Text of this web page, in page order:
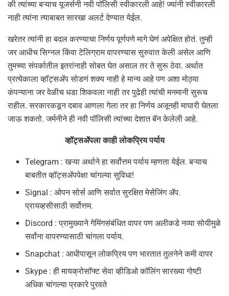
की त्यांच्या बऱ्याच यूजर्सनी नवी पॉलिसी स्वीकारली आहे! ज्यांनी स्वीकारली
नाही त्यांना त्याबाबत सारखा अलर्ट देण्यात येईल.
खरेतर त्यांनी हा बदल करण्याचा निर्णय पूर्णपणे मागे घेणं अपेक्षित होतं. तुम्ही
जर आधीच सिग्नल किंवा टेलिग्राम वापरण्यास सुरुवात केली असेल आणि
तुमच्या संपर्कातील इतरांनाही सोबत घेत असाल तर ते सुरू ठेवा. अर्थात
प्रत्येकाला व्हॉट्सॲप सोडणं शक्य नाही हे मान्य आहे पण अशा मोठ्या
कंपन्याना जर वेळीच धडा शिकवला नाही तर पुढेही त्यांची मनमानी सुरूच
राहील. सरकारकडून दबाव आणला गेला तर हा निर्णय अजूनही माघारी घेतला
जाऊ शकतो. जर्मनीने ही नवी पॉलिसी त्यांच्या देशात बॅन केलेली आहे.
व्हॉट्सॲपला काही लोकप्रिय पर्याय
Telegram : खऱ्या अर्थाने हा सर्वोत्तम पर्याय म्हणता येईल. बऱ्याच
बाबतीत व्हॉट्सॲपपेक्षा चांगल्या सुविधा!
Signal : ओपन सोर्स आणि सर्वात सुरक्षित मेसेजिंग ॲप.
प्रायव्हसीसाठी सर्वोत्तम.
Discord : प्रामुख्याने गेमिंगसंबंधित वापर पण अलीकडे नव्या सोयीमुळे
सर्वांना वापरण्यासाठी चांगला पर्याय.
Snapchat : आधीपासून लोकप्रिय पण भारतात तुलनेने कमी वापर
Skype : ही मायक्रोसॉफ्ट सेवा व्हीडिओ कॉलिंग सारख्या गोष्टी
अधिक चांगल्या प्रकारे पुरवते